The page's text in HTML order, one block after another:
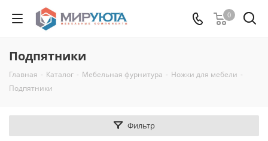
0
Подпятники
Главная - Каталог - Мебельная фурнитура - Ножки для мебели -
Подпятники
Фильтр